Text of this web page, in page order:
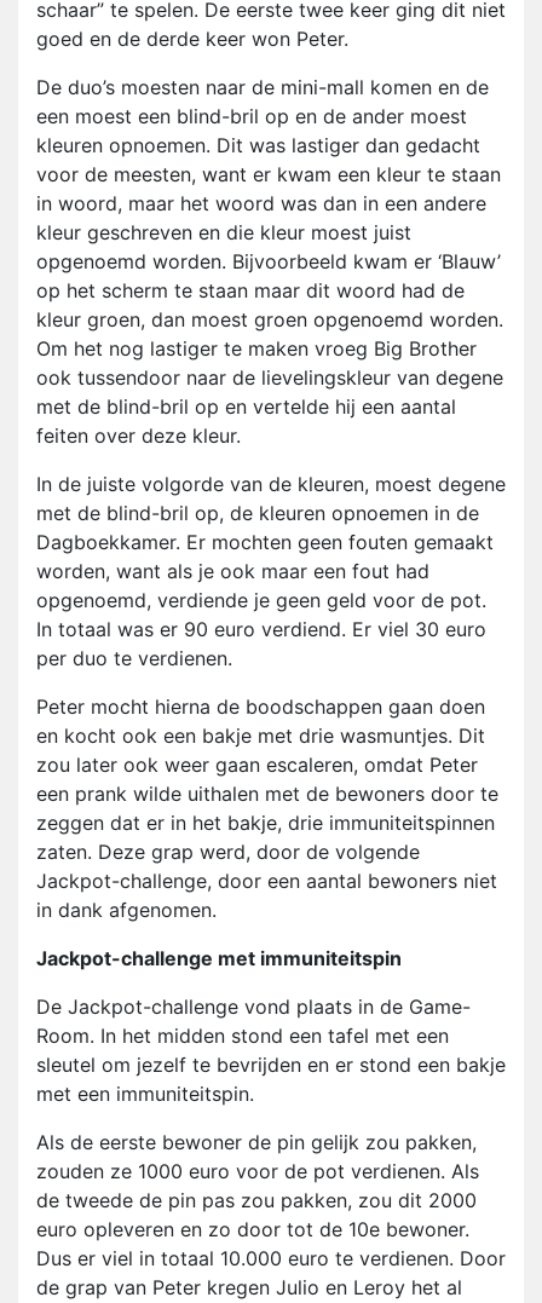
schaar” te spelen. De eerste twee keer ging dit niet
goed en de derde keer won Peter.
De duo’s moesten naar de mini-mall komen en de
een moest een blind-bril op en de ander moest
kleuren opnoemen. Dit was lastiger dan gedacht
voor de meesten, want er kwam een kleur te staan
in woord, maar het woord was dan in een andere
kleur geschreven en die kleur moest juist
opgenoemd worden. Bijvoorbeeld kwam er ‘Blauw’
op het scherm te staan maar dit woord had de
kleur groen, dan moest groen opgenoemd worden.
Om het nog lastiger te maken vroeg Big Brother
ook tussendoor naar de lievelingskleur van degene
met de blind-bril op en vertelde hij een aantal
feiten over deze kleur.
In de juiste volgorde van de kleuren, moest degene
met de blind-bril op, de kleuren opnoemen in de
Dagboekkamer. Er mochten geen fouten gemaakt
worden, want als je ook maar een fout had
opgenoemd, verdiende je geen geld voor de pot.
In totaal was er 90 euro verdiend. Er viel 30 euro
per duo te verdienen.
Peter mocht hierna de boodschappen gaan doen
en kocht ook een bakje met drie wasmuntjes. Dit
zou later ook weer gaan escaleren, omdat Peter
een prank wilde uithalen met de bewoners door te
zeggen dat er in het bakje, drie immuniteitspinnen
zaten. Deze grap werd, door de volgende
Jackpot-challenge, door een aantal bewoners niet
in dank afgenomen.
Jackpot-challenge met immuniteitspin
De Jackpot-challenge vond plaats in de Game-
Room. In het midden stond een tafel met een
sleutel om jezelf te bevrijden en er stond een bakje
met een immuniteitspin.
Als de eerste bewoner de pin gelijk zou pakken,
zouden ze 1000 euro voor de pot verdienen. Als
de tweede de pin pas zou pakken, zou dit 2000
euro opleveren en zo door tot de 10e bewoner.
Dus er viel in totaal 10.000 euro te verdienen. Door
de grap van Peter kregen Julio en Leroy het al